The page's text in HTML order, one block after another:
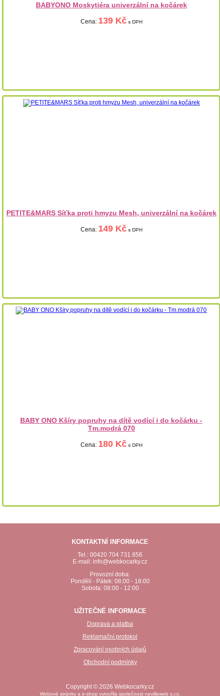
BABYONO Moskytiéra univerzální na kočárek
Cena: 139 Kčs DPH
PETITE&MARS Síťka proti hmyzu Mesh, univerzální na kočárek
Cena: 149 Kčs DPH
BABY ONO Kšíry popruhy na dítě vodící i do kočárku -
Tm.modrá 070
Cena: 180 Kčs DPH
KONTAKTNÍ INFORMACE
Tel.: 00420 704 731 856
E-mail: info@webkocarky.cz
Provozní doba:
Pondělí - Pátek: 08:00 - 18:00
Sobota: 08:00 - 12:00
UŽITEČNÉ INFORMACE
Doprava a platba
Reklamační protokol
Zpracování osobních údajů
Obchodní podmínky
Copyright © 2026 Webkocarky.cz
Webové stránky a e-shop vytvořila společnost nevilleweb s.r.o.